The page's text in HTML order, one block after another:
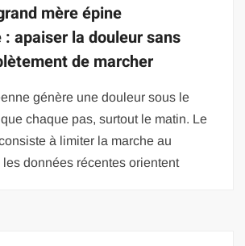
mère épine
apaiser la douleur sans
de marcher
génère une douleur sous le
chaque pas, surtout le matin. Le
à limiter la marche au
les données récentes orientent